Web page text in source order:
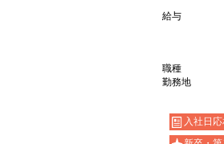
給与
職種
勤務地
入社日